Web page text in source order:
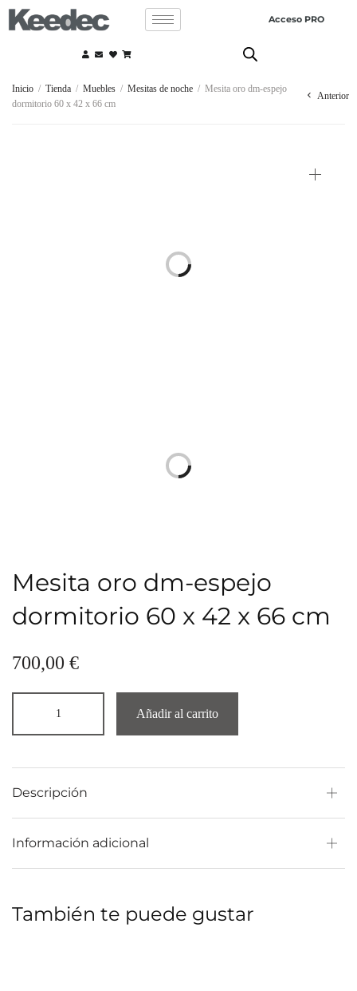
Acceso PRO
Inicio / Tienda / Muebles / Mesitas de noche / Mesita oro dm-espejo
dormitorio 60 x 42 x 66 cm
Anterior
Mesita oro dm-espejo
dormitorio 60 x 42 x 66 cm
700,00€
Añadir al carrito
Descripción
Información adicional
También te puede gustar